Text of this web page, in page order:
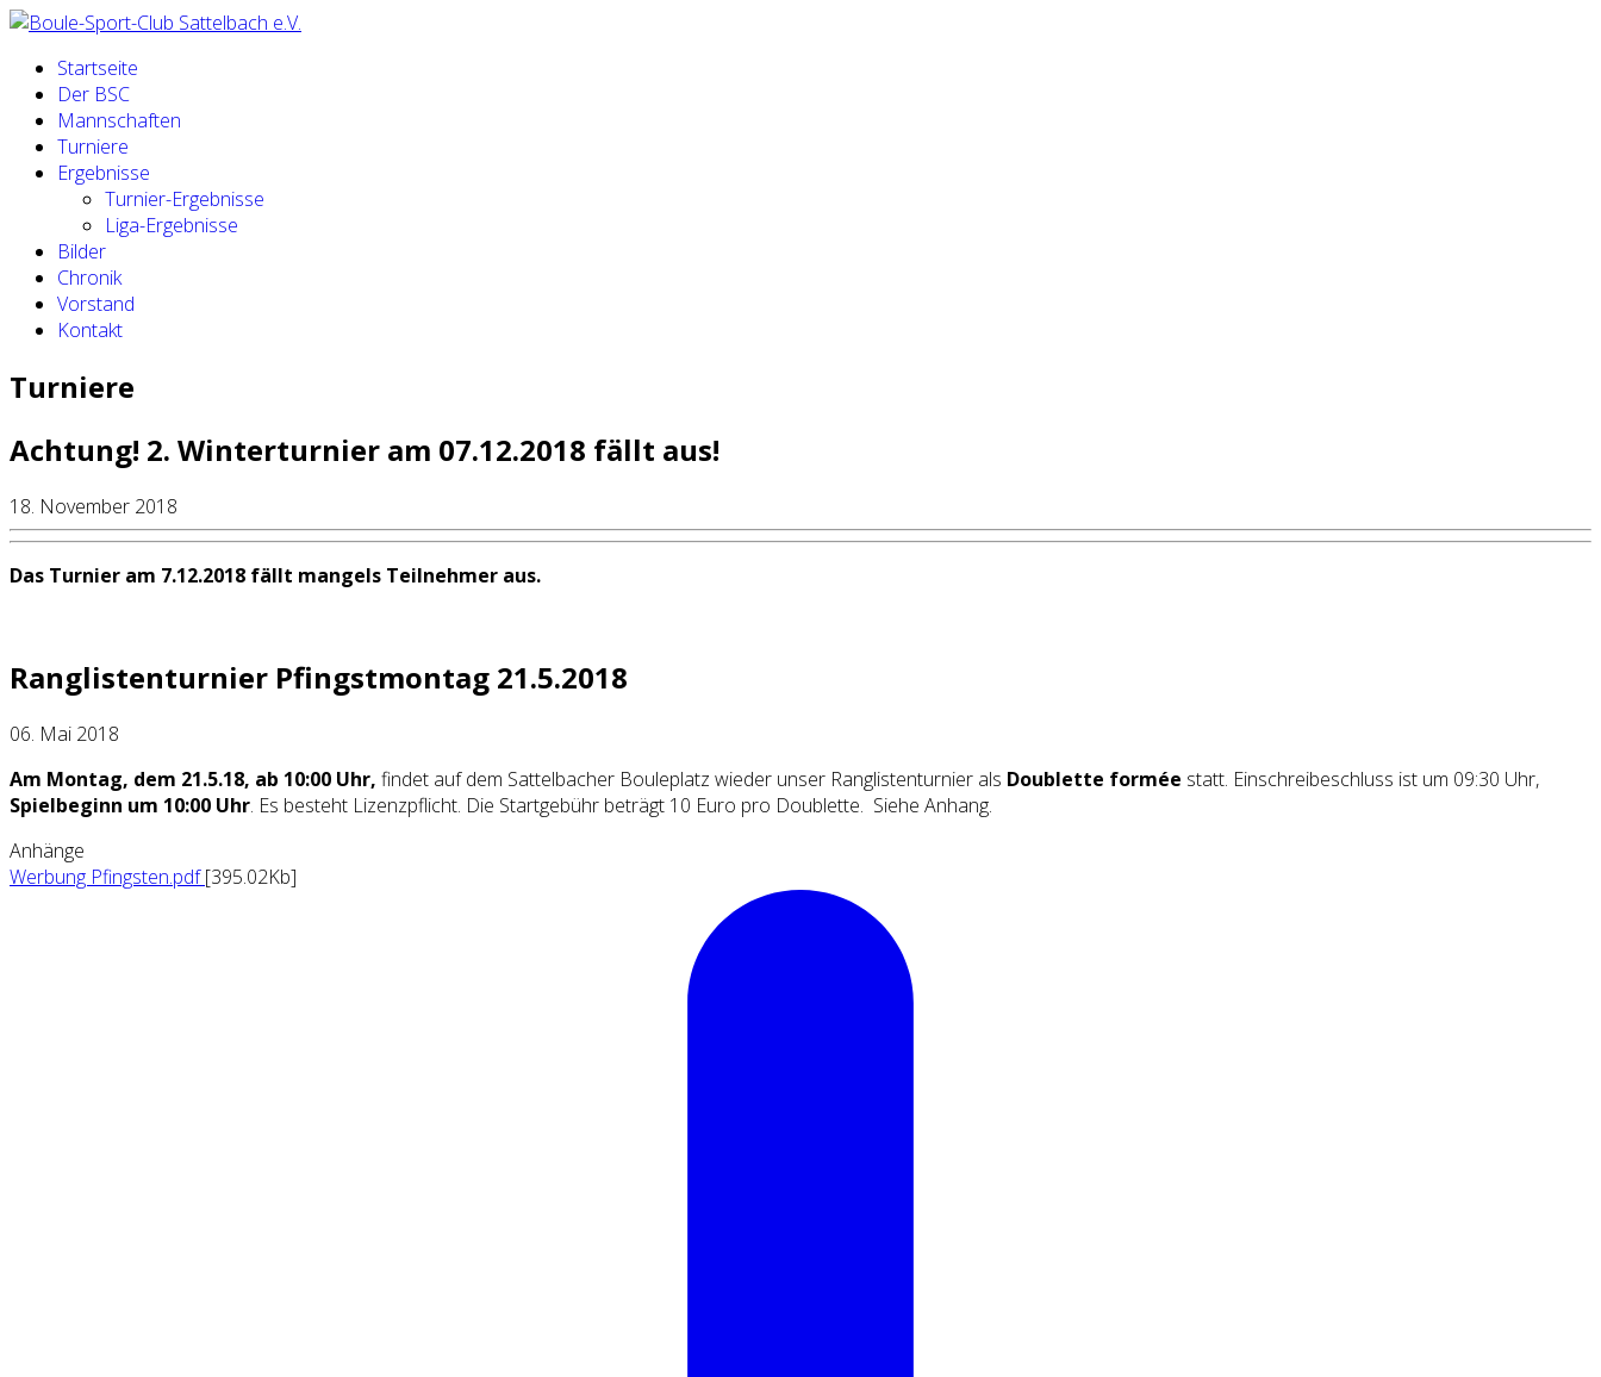
Startseite
Der BSC
Mannschaften
Turniere
Ergebnisse
Turnier-Ergebnisse
Liga-Ergebnisse
Bilder
Chronik
Vorstand
Kontakt
Turniere
Achtung! 2. Winterturnier am 07.12.2018 fällt aus!
18. November 2018
Das Turnier am 7.12.2018 fällt mangels Teilnehmer aus.
Ranglistenturnier Pfingstmontag 21.5.2018
06. Mai 2018
Am Montag, dem 21.5.18, ab 10:00 Uhr, findet auf dem Sattelbacher Bouleplatz wieder unser Ranglistenturnier als Doublette formée statt. Einschreibeschluss ist um 09:30 Uhr,
Spielbeginn um 10:00 Uhr. Es besteht Lizenzpflicht. Die Startgebühr beträgt 10 Euro pro Doublette. Siehe Anhang.
Anhänge
Werbung Pfingsten.pdf[395.02Kb]